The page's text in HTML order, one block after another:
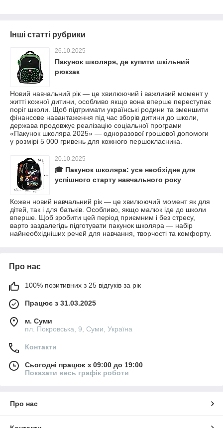
Інші статті рубрики
26.10.2025
Пакунок школяря, де купити шкільний
рюкзак
Новий навчальний рік — це хвилюючий і важливий момент у
житті кожної дитини, особливо якщо вона вперше переступає
поріг школи. Щоб підтримати українські родини та зменшити
фінансове навантаження під час зборів дитини до школи,
держава продовжує реалізацію соціальної програми
«Пакунок школяра 2025» — одноразової грошової допомоги
у розмірі 5 000 гривень для кожного першокласника.
20.10.2025
🎓 Пакунок школяра: усе необхідне для
успішного старту навчального року
Кожен новий навчальний рік — це хвилюючий момент як для
дітей, так і для батьків. Особливо, якщо малюк іде до школи
вперше. Щоб зробити цей період приємним і без стресу,
варто заздалегідь підготувати пакунок школяра — набір
найнеобхідніших речей для навчання, творчості та комфорту.
Про нас
100% позитивних з 25 відгуків за рік
Працює з 31.03.2025
м. Суми
пл. Покровська, 9, Суми, Україна
Контакти
Сьогодні працює з 09:00 до 19:00
Показати весь графік роботи
Про нас